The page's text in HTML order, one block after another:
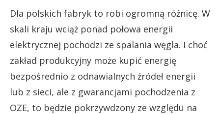
Dla polskich fabryk to robi ogromną różnicę. W
skali kraju wciąż ponad połowa energii
elektrycznej pochodzi ze spalania węgla. I choć
zakład produkcyjny może kupić energię
bezpośrednio z odnawialnych źródeł energii
lub z sieci, ale z gwarancjami pochodzenia z
OZE, to będzie pokrzywdzony ze względu na